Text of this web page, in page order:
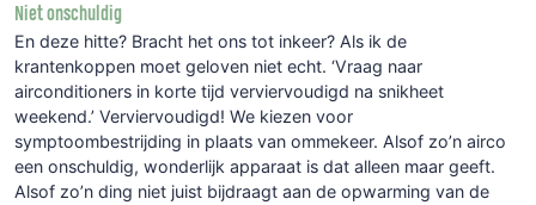
Niet onschuldig
En deze hitte? Bracht het ons tot inkeer? Als ik de
krantenkoppen moet geloven niet echt. ‘Vraag naar
airconditioners in korte tijd verviervoudigd na snikheet
weekend.’ Verviervoudigd! We kiezen voor
symptoombestrijding in plaats van ommekeer. Alsof zo’n airco
een onschuldig, wonderlijk apparaat is dat alleen maar geeft.
Alsof zo’n ding niet juist bijdraagt aan de opwarming van de